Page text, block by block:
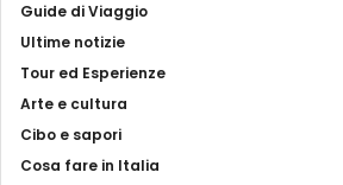
Guide di Viaggio
Ultime notizie
Tour ed Esperienze
Arte e cultura
Cibo e sapori
Cosa fare in Italia